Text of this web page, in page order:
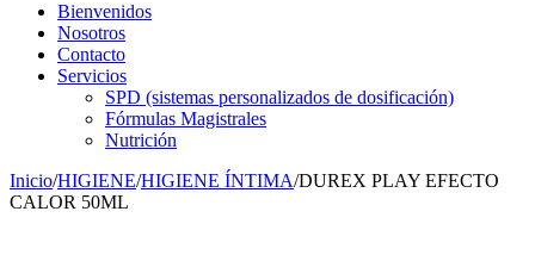
Bienvenidos
Nosotros
Contacto
Servicios
SPD (sistemas personalizados de dosificación)
Fórmulas Magistrales
Nutrición
Inicio/HIGIENE/HIGIENE ÍNTIMA/DUREX PLAY EFECTO
CALOR 50ML